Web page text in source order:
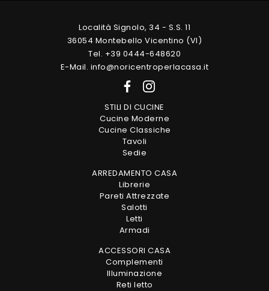
Località Signolo, 34 - S.S. 11
36054 Montebello Vicentino (VI)
Tel. +39 0444-648620
E-Mail. info@noricentroperlacasa.it
STILI DI CUCINE
Cucine Moderne
Cucine Classiche
Tavoli
Sedie
ARREDAMENTO CASA
Librerie
Pareti Attrezzate
Salotti
Letti
Armadi
ACCESSORI CASA
Complementi
Illuminazione
Reti letto